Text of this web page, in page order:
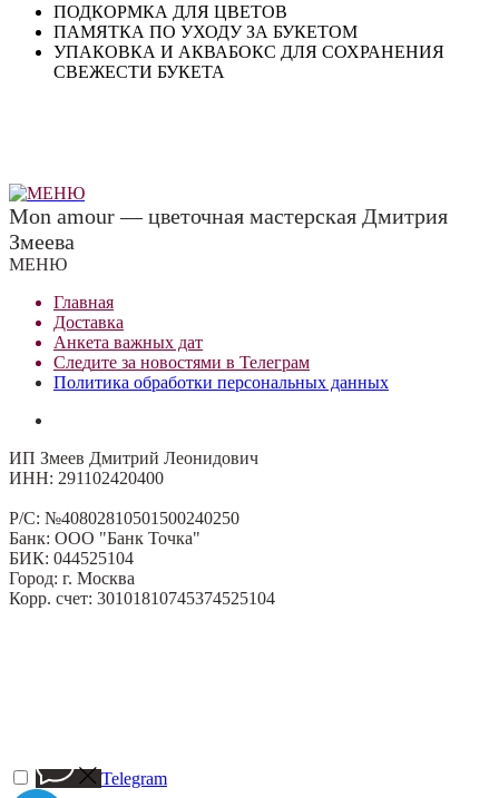
ПОДКОРМКА ДЛЯ ЦВЕТОВ
ПАМЯТКА ПО УХОДУ ЗА БУКЕТОМ
УПАКОВКА И АКВАБОКС ДЛЯ СОХРАНЕНИЯ
СВЕЖЕСТИ БУКЕТА
Mon amour — цветочная мастерская Дмитрия
Змеева
МЕНЮ
Главная
Доставка
Анкета важных дат
Следите за новостями в Телеграм
Политика обработки персональных данных
ИП Змеев Дмитрий Леонидович
ИНН: 291102420400
Р/С: №40802810501500240250
Банк: ООО "Банк Точка"
БИК: 044525104
Город: г. Москва
Корр. счет: 30101810745374525104
Telegram